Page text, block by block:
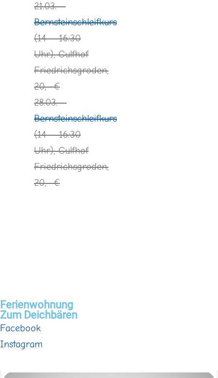
21.03. –
Bernsteinschleifkurs
(14 – 16:30
Uhr), Gulfhof
Friedrichsgroden,
20,- €
28.03. –
Bernsteinschleifkurs
(14 – 16:30
Uhr), Gulfhof
Friedrichsgroden,
20,- €
Ferienwohnung
Zum Deichbären
Facebook
Instagram